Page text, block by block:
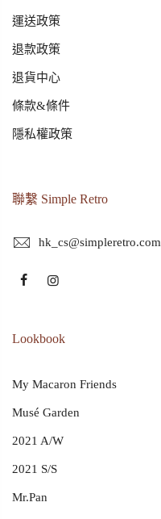
運送政策
退款政策
退貨中心
條款&條件
隱私權政策
聯繫 Simple Retro
hk_cs@simpleretro.com
Lookbook
My Macaron Friends
Musé Garden
2021 A/W
2021 S/S
Mr.Pan